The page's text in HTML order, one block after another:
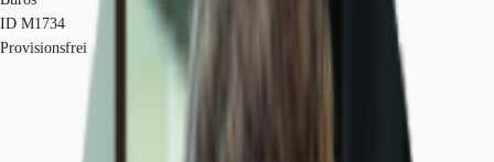
ID M1734
Provisionsfrei